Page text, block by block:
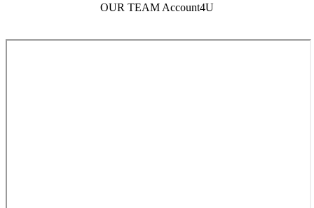
OUR TEAM Account4U